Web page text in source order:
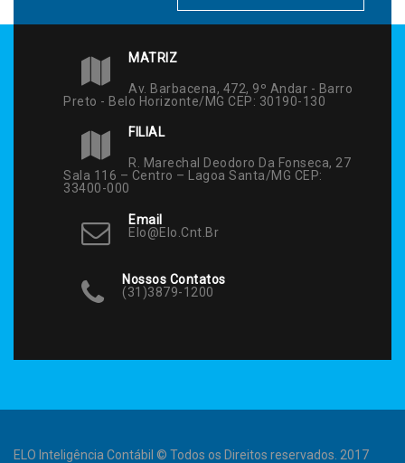
MATRIZ
Av. Barbacena, 472, 9º Andar - Barro
Preto - Belo Horizonte/MG CEP: 30190-130
FILIAL
R. Marechal Deodoro Da Fonseca, 27
Sala 116 – Centro – Lagoa Santa/MG CEP:
33400-000
Email
Elo@elo.cnt.br
Nossos Contatos
(31)3879-1200
ELO Inteligência Contábil © Todos os Direitos reservados. 2017